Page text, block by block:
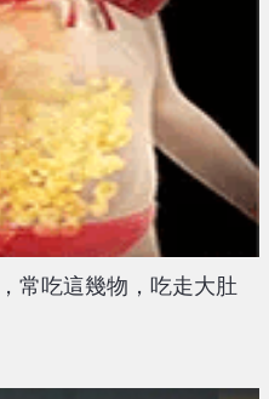
常吃這幾物，吃走大肚